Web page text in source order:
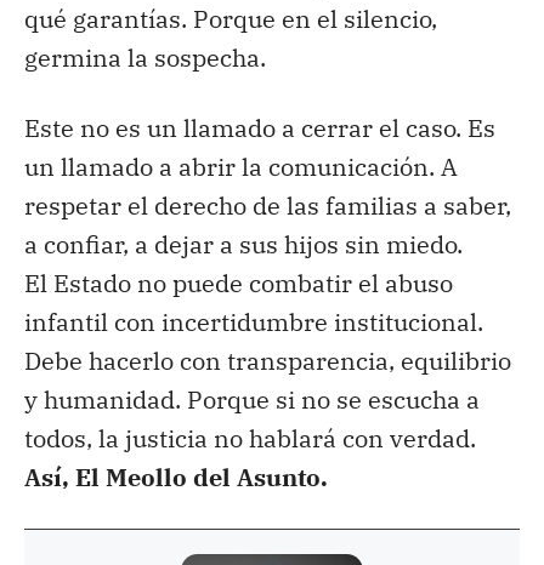
qué garantías. Porque en el silencio,
germina la sospecha.
Este no es un llamado a cerrar el caso. Es
un llamado a abrir la comunicación. A
respetar el derecho de las familias a saber,
a confiar, a dejar a sus hijos sin miedo.
El Estado no puede combatir el abuso
infantil con incertidumbre institucional.
Debe hacerlo con transparencia, equilibrio
y humanidad. Porque si no se escucha a
todos, la justicia no hablará con verdad.
Así, El Meollo del Asunto.